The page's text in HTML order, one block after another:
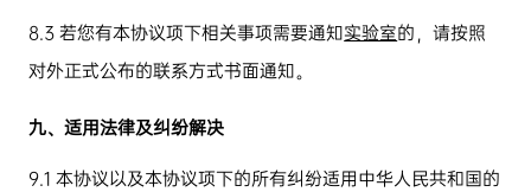
8.3若您有本协议项下相关事项需要通知实验室的，请按照
对外正式公布的联系方式书面通知。
九、适用法律及纠纷解决
9.1本协议以及本协议项下的所有纠纷适用中华人民共和国的